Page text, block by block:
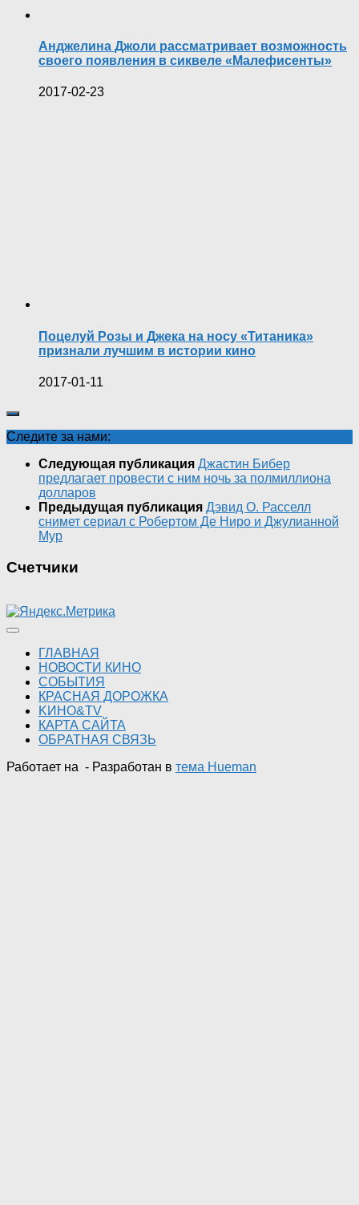
Анджелина Джоли рассматривает возможность
своего появления в сиквеле «Малефисенты»
2017-02-23
Поцелуй Розы и Джека на носу «Титаника»
признали лучшим в истории кино
2017-01-11
Следите за нами:
Следующая публикация Джастин Бибер
предлагает провести с ним ночь за полмиллиона
долларов
Предыдущая публикация Дэвид О. Расселл
снимет сериал с Робертом Де Ниро и Джулианной
Мур
Счетчики
ГЛАВНАЯ
НОВОСТИ КИНО
СОБЫТИЯ
КРАСНАЯ ДОРОЖКА
KИНО&TV
КАРТА САЙТА
ОБРАТНАЯ СВЯЗЬ
Работает на - Разработан в тема Hueman